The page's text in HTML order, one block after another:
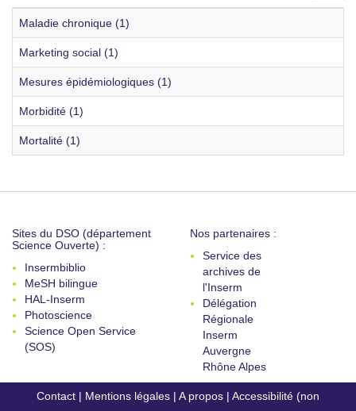
Maladie chronique (1)
Marketing social (1)
Mesures épidémiologiques (1)
Morbidité (1)
Mortalité (1)
Sites du DSO (département
Science Ouverte) :
Insermbiblio
MeSH bilingue
HAL-Inserm
Photoscience
Science Open Service
(SOS)
Nos partenaires :
Service des
archives de
l'Inserm
Délégation
Régionale
Inserm
Auvergne
Rhône Alpes
Contact | Mentions légales | A propos | Accessibilité (non